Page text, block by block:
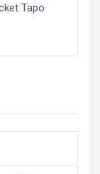
Tapo